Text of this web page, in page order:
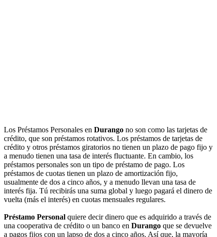
Los Préstamos Personales en Durango no son como las tarjetas de
crédito, que son préstamos rotativos. Los préstamos de tarjetas de
crédito y otros préstamos giratorios no tienen un plazo de pago fijo y
a menudo tienen una tasa de interés fluctuante. En cambio, los
préstamos personales son un tipo de préstamo de pago. Los
préstamos de cuotas tienen un plazo de amortización fijo,
usualmente de dos a cinco años, y a menudo llevan una tasa de
interés fija. Tú recibirás una suma global y luego pagará el dinero de
vuelta (más el interés) en cuotas mensuales regulares.
Préstamo Personal quiere decir dinero que es adquirido a través de
una cooperativa de crédito o un banco en Durango que se devuelve
a pagos fijos con un lapso de dos a cinco años. Así que, la mayoría